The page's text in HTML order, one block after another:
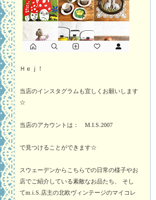
Ｈｅｊ！
当店のインスタグラムも宜しくお願いします
☆
当店のアカウントは： M.I.S.2007
で見つけることができます☆
スウェーデンからこちらでの日常の様子やお
店でご紹介している素敵なお品たち、 そし
てm.i.S.店主の北欧ヴィンテージのマイコレ